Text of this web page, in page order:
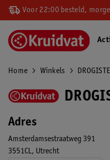
Voor 22:00 besteld,
Home Winkels
Adres
Amsterdamsestraatweg 391
3551CL Utrecht